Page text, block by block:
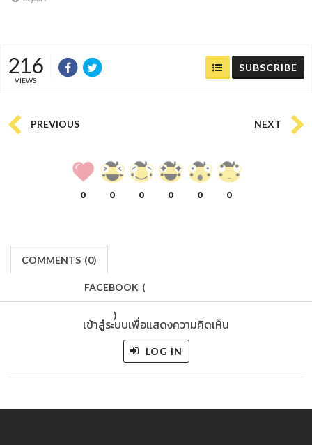
216
VIEWS
SUBSCRIBE
PREVIOUS NEXT
0 0 0 0 0 0
COMMENTS (0)
FACEBOOK (
)
เข้าสู่ระบบเพื่อแสดงความคิดเห็น
LOG IN